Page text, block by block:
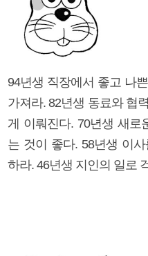
94년생 직장에서 좋고 나
가져라. 82년생 동료와 협
게 이뤄진다. 70년생 새로
는 것이 좋다. 58년생 이
하라. 46년생 지인의 일로